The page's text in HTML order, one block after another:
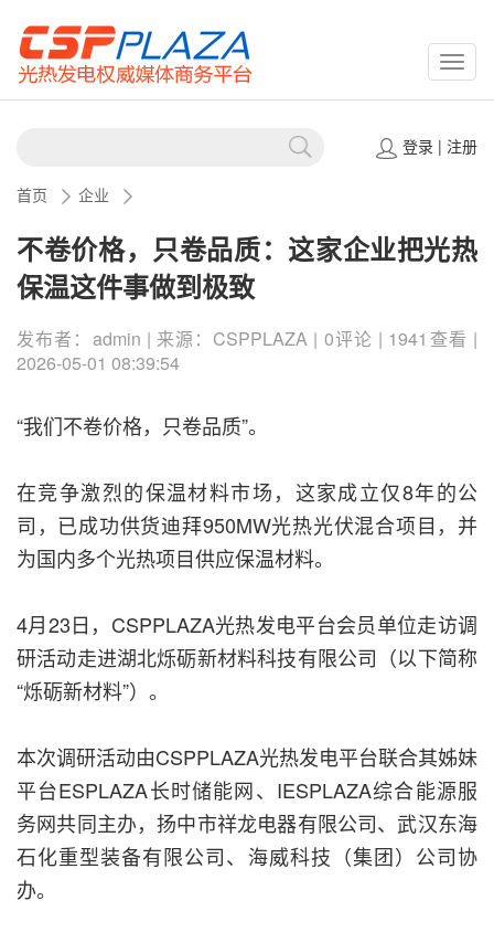
登录| 注册
首页 企业
不卷价格，只卷品质：这家企业把光热
保温这件事做到极致
发布者：admin | 来源：CSPPLAZA | 0评论 | 1941查看 |
2026-05-01 08:39:54
“我们不卷价格，只卷品质”。
在竞争激烈的保温材料市场，这家成立仅8年的公
司，已成功供货迪拜950MW光热光伏混合项目，并
为国内多个光热项目供应保温材料。
4月23日，CSPPLAZA光热发电平台会员单位走访调
研活动走进湖北烁砺新材料科技有限公司（以下简称
“烁砺新材料”）。
本次调研活动由CSPPLAZA光热发电平台联合其姊妹
平台ESPLAZA长时储能网、IESPLAZA综合能源服
务网共同主办，扬中市祥龙电器有限公司、武汉东海
石化重型装备有限公司、海威科技（集团）公司协
办。